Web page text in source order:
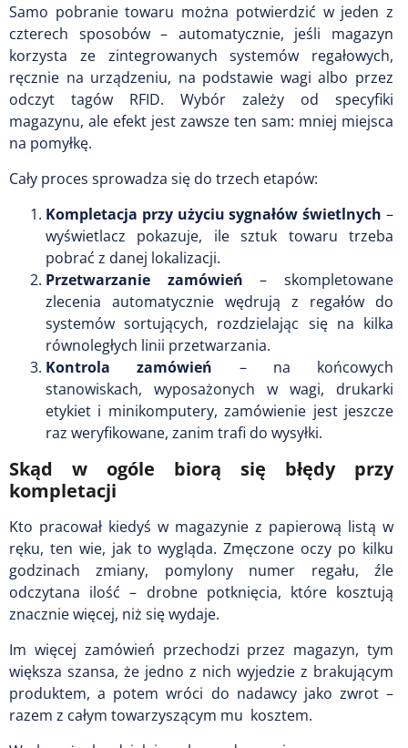
Samo pobranie towaru można potwierdzić w jeden z
czterech sposobów – automatycznie, jeśli magazyn
korzysta ze zintegrowanych systemów regałowych,
ręcznie na urządzeniu, na podstawie wagi albo przez
odczyt tagów RFID. Wybór zależy od specyfiki
magazynu, ale efekt jest zawsze ten sam: mniej miejsca
na pomyłkę.
Cały proces sprowadza się do trzech etapów:
Kompletacja przy użyciu sygnałów świetlnych –
wyświetlacz pokazuje, ile sztuk towaru trzeba
pobrać z danej lokalizacji.
Przetwarzanie zamówień
– skompletowane
zlecenia automatycznie wędrują z regałów do
systemów sortujących, rozdzielając się na kilka
równoległych linii przetwarzania.
Kontrola zamówień
– na końcowych
stanowiskach, wyposażonych w wagi, drukarki
etykiet i minikomputery, zamówienie jest jeszcze
raz weryfikowane, zanim trafi do wysyłki.
Skąd w ogóle biorą się błędy przy
kompletacji
Kto pracował kiedyś w magazynie z papierową listą w
ręku, ten wie, jak to wygląda. Zmęczone oczy po kilku
godzinach zmiany, pomylony numer regału, źle
odczytana ilość – drobne potknięcia, które kosztują
znacznie więcej, niż się wydaje.
Im więcej zamówień przechodzi przez magazyn, tym
większa szansa, że jedno z nich wyjedzie z brakującym
produktem, a potem wróci do nadawcy jako zwrot –
razem z całym towarzyszącym mu kosztem.